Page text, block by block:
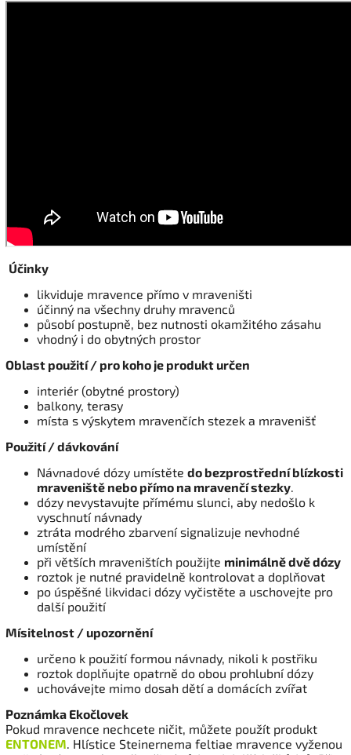
Účinky
likviduje mravence přímo v mraveništi
účinný na všechny druhy mravenců
působí postupně, bez nutnosti okamžitého zásahu
vhodný i do obytných prostor
Oblast použití / pro koho je produkt určen
interiér (obytné prostory)
balkony, terasy
místa s výskytem mravenčích stezek a mravenišť
Použití / dávkování
Návnadové dózy umístěte do bezprostřední blízkosti
mraveniště nebo přímo na mravenčí stezky.
dózy nevystavujte přímému slunci, aby nedošlo k
vyschnutí návnady
ztráta modrého zbarvení signalizuje nevhodné
umístění
při větších mraveništích použijte minimálně dvě dózy
roztok je nutné pravidelně kontrolovat a doplňovat
po úspěšné likvidaci dózy vyčistěte a uschovejte pro
další použití
Mísitelnost / upozornění
určeno k použití formou návnady, nikoli k postřiku
roztok doplňujte opatrně do obou prohlubní dózy
uchovávejte mimo dosah dětí a domácích zvířat
Poznámka Ekočlovek
Pokud mravence nechcete ničit, můžete použít produkt
ENTONEM. Hlístice Steinernema feltiae mravence vyženou